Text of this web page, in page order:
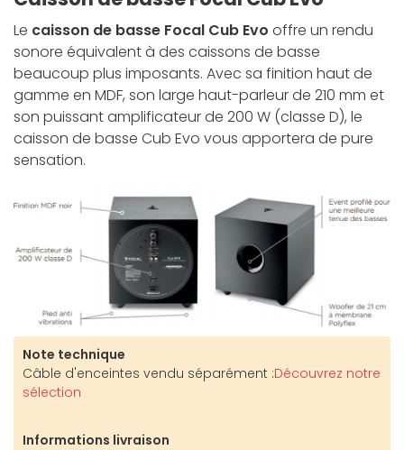
Le caisson de basse Focal Cub Evo offre un rendu
sonore équivalent à des caissons de basse
beaucoup plus imposants. Avec sa finition haut de
gamme en MDF, son large haut-parleur de 210 mm et
son puissant amplificateur de 200 W (classe D), le
caisson de basse Cub Evo vous apportera de pure
sensation.
Note technique
Câble d'enceintes vendu séparément :Découvrez notre
sélection
Informations livraison